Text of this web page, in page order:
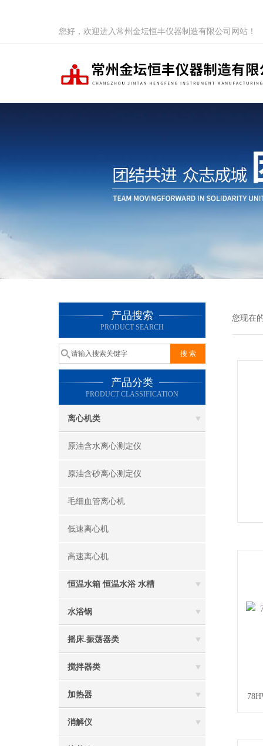
您好，欢迎进入常州金坛恒丰仪器制造有限公司网站！
产品搜索
PRODUCT SEARCH
产品分类
PRODUCT CLASSIFICATION
离心机类
原油含水离心测定仪
原油含砂离心测定仪
毛细血管离心机
低速离心机
高速离心机
恒温水箱 恒温水浴 水槽
水浴锅
摇床.振荡器类
搅拌器类
加热器
消解仪
您现在